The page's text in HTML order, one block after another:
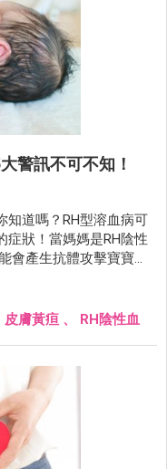
警訊不可不知！
知道嗎？RH型溶血病可
症狀！當媽媽是RH陰性
會產生抗體攻擊寶寶的
皮膚黃疸 、 RH陰性血